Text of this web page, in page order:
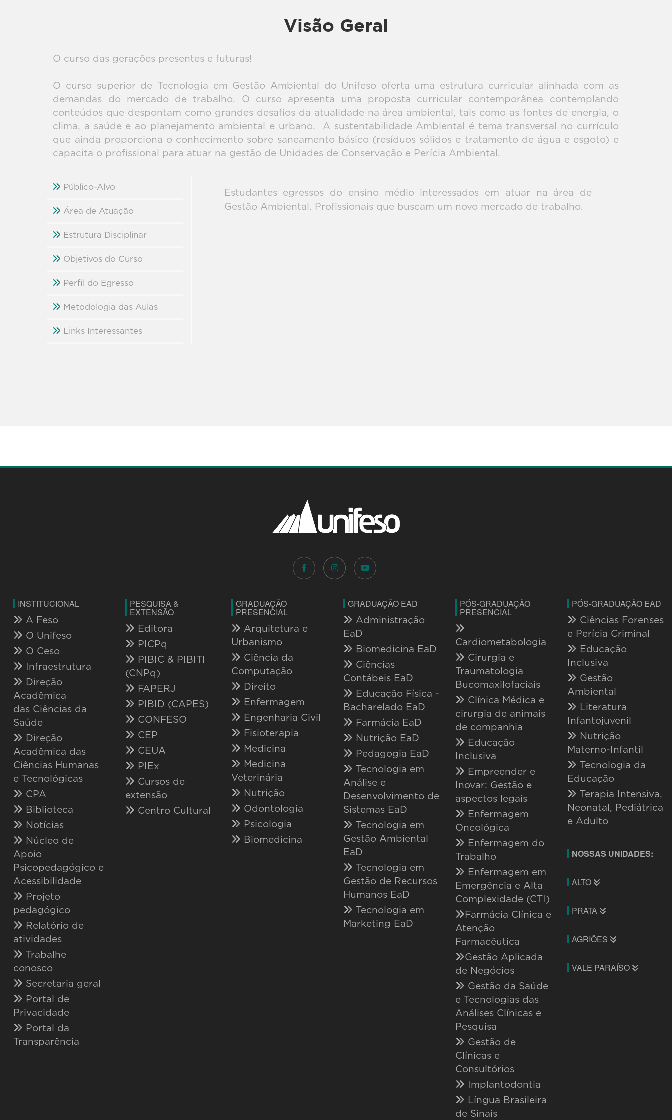
Visão Geral
O curso das gerações presentes e futuras!
O curso superior de Tecnologia em Gestão Ambiental do Unifeso oferta uma estrutura curricular alinhada com as
demandas do mercado de trabalho. O curso apresenta uma proposta curricular contemporânea contemplando
conteúdos que despontam como grandes desafios da atualidade na área ambiental, tais como as fontes de energia, o
clima, a saúde e ao planejamento ambiental e urbano. A sustentabilidade Ambiental é tema transversal no currículo
que ainda proporciona o conhecimento sobre saneamento básico (resíduos sólidos e tratamento de água e esgoto) e
capacita o profissional para atuar na gestão de Unidades de Conservação e Perícia Ambiental.
Público-Alvo
Área de Atuação
Estrutura Disciplinar
Objetivos do Curso
Perfil do Egresso
Metodologia das Aulas
Links Interessantes
Estudantes egressos do ensino médio interessados em atuar na área de
Gestão Ambiental. Profissionais que buscam um novo mercado de trabalho.
INSTITUCIONAL
A Feso
O Unifeso
O Ceso
Infraestrutura
Direção
Acadêmica
das Ciências da
Saúde
Direção
Acadêmica das
Ciências Humanas
e Tecnológicas
CPA
Biblioteca
Notícias
Núcleo de
Apoio
Psicopedagógico e
Acessibilidade
Projeto
pedagógico
Relatório de
atividades
Trabalhe
conosco
Secretaria geral
Portal de
Privacidade
Portal da
Transparência
PESQUISA &
EXTENSÃO
Editora
PICPq
PIBIC & PIBITI
(CNPq)
FAPERJ
PIBID (CAPES)
CONFESO
CEP
CEUA
PIEx
Cursos de
extensão
Centro Cultural
GRADUAÇÃO
PRESENCIAL
Arquitetura e
Urbanismo
Ciência da
Computação
Direito
Enfermagem
Engenharia Civil
Fisioterapia
Medicina
Medicina
Veterinária
Nutrição
Odontologia
Psicologia
Biomedicina
GRADUAÇÃO EAD
Administração
EaD
Biomedicina EaD
Ciências
Contábeis EaD
Educação Física -
Bacharelado EaD
Farmácia EaD
Nutrição EaD
Pedagogia EaD
Tecnologia em
Análise e
Desenvolvimento de
Sistemas EaD
Tecnologia em
Gestão Ambiental
EaD
Tecnologia em
Gestão de Recursos
Humanos EaD
Tecnologia em
Marketing EaD
PÓS-GRADUAÇÃO
PRESENCIAL
Cardiometabologia
Cirurgia e
Traumatologia
Bucomaxilofaciais
Clínica Médica e
cirurgia de animais
de companhia
Educação
Inclusiva
Empreender e
Inovar: Gestão e
aspectos legais
Enfermagem
Oncológica
Enfermagem do
Trabalho
Enfermagem em
Emergência e Alta
Complexidade (CTI)
Farmácia Clínica e
Atenção
Farmacêutica
Gestão Aplicada
de Negócios
Gestão da Saúde
e Tecnologias das
Análises Clínicas e
Pesquisa
Gestão de
Clínicas e
Consultórios
Implantodontia
Língua Brasileira
de Sinais
PÓS-GRADUAÇÃO EAD
Ciências Forenses
e Perícia Criminal
Educação
Inclusiva
Gestão
Ambiental
Literatura
Infantojuvenil
Nutrição
Materno-Infantil
Tecnologia da
Educação
Terapia Intensiva,
Neonatal, Pediátrica
e Adulto
NOSSAS UNIDADES:
ALTO
PRATA
AGRIÕES
VALE PARAÍSO